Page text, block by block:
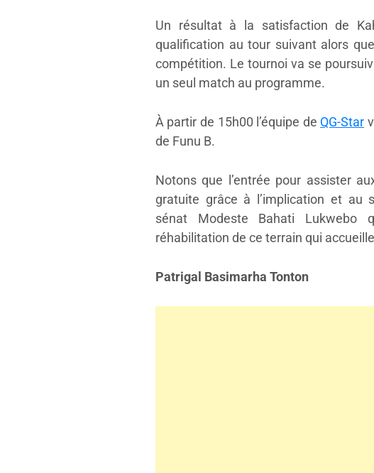
Un résultat à la satisfaction de
qualification au tour suivant alors
compétition. Le tournoi va se
un seul match au programme.
À partir de 15h00 l’équipe de QG-Star
de Funu B.
Notons que l’entrée pour assister
gratuite grâce à l’implication et au
sénat Modeste Bahati Lukwebo
réhabilitation de ce terrain qui
Patrigal Basimarha Tonton